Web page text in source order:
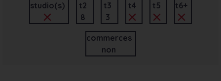
studio(s)
t2
8
t3
3
t4 t5 t6+
commerces
non